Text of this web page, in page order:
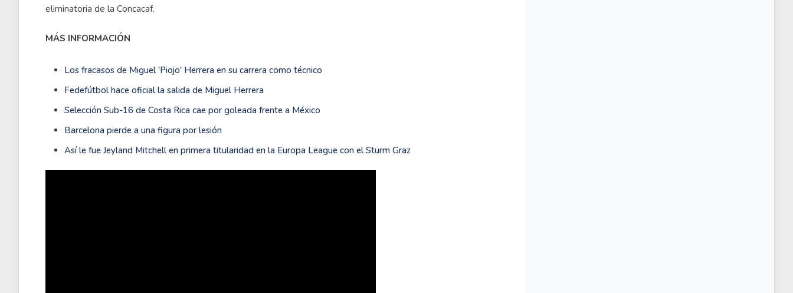
eliminatoria de la Concacaf.
MÁS INFORMACIÓN
Los fracasos de Miguel 'Piojo' Herrera en su carrera como técnico
Fedefútbol hace oficial la salida de Miguel Herrera
Selección Sub-16 de Costa Rica cae por goleada frente a México
Barcelona pierde a una figura por lesión
Así le fue Jeyland Mitchell en primera titularidad en la Europa League con el Sturm Graz